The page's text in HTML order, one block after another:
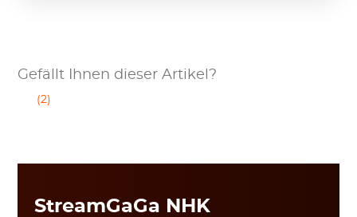
Gefällt Ihnen dieser Artikel?
(2)
StreamGaGa NHK